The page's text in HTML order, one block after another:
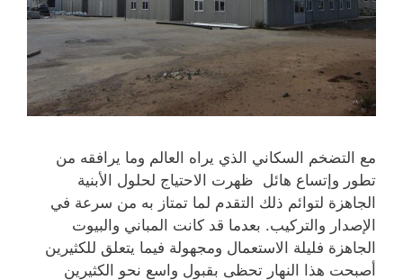
مع التضخم السكاني الذي يراه العالم وما يرافقه من
تطور وإتساع هائل ظهرت الاحتياج لحلول الأبنية
الجاهزة لتوائم ذلك التقدم لما تمتاز به من سرعة في
الإصدار والتركيب. بعدما قد كانت المباني والبيوت
الجاهزة فليلة الاستعمال ومجهولة فيما يتعلق للكثيرين
أصبحت هذا النهار تحظى بقبول واسع نحو الكثيرين